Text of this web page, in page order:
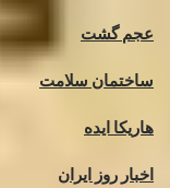
عجم گشت
ساختمان سلامت
هاریکا ایده
اخبار روز ایران